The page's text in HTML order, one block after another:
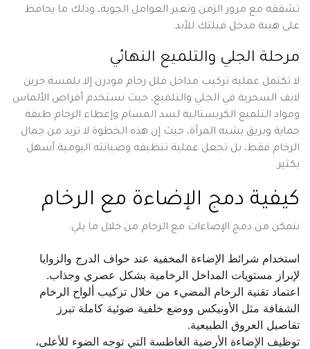
تشققه مع مرور الزمن وتغير العوامل الجوية، وذلك ما يحافظ
على هيبة مدخل فيلتك للأبد.
مرحلة الجلي والتلميع النهائي
لا تكتمل عملية تركيب مداخل فلل رخام مودرن إلا بلمسة جرين
لايف السحرية في الجلي والتلميع، حيث نستخدم أقراص الألماس
ومواد التلميع الكريستالية لسد المسام وإعطاء الرخام طبقة
حماية وبريق يشبه المرآة، حيث إن هذه الخطوة لا تزيد من جمال
الرخام فقط، بل تجعل عملية تنظيفه وصيانته اليومية أسهل
بكثير.
كيفية دمج الإضاءة مع الرخام
نتمكن من دمج الإضاءات مع الرخام من خلال ما يلي:
استخدام شرائط الإضاءة المخفية عند حواف الدرج والزوايا
لإبراز مستويات المداخل الرخامية بشكل عصري وجذاب.
اعتماد تقنية الرخام المضيء من خلال تركيب ألواح الرخام
الشفافة مثل الأونيكس ووضع خلفية ضوئية كاملة تبرز
تفاصيل العروق الطبيعية.
توظيف الإضاءة الأرضية الغاطسة التي توجه الضوء للأعلى،